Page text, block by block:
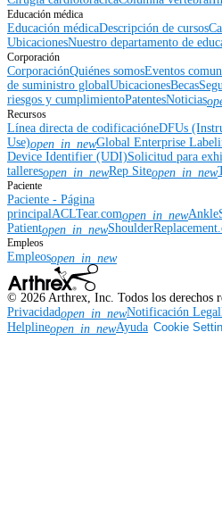
Educación médica
Educación médicaDescripción de cursos
UbicacionesNuestro departamento de
Corporación
CorporaciónQuiénes somosEventos
de suministro globalUbicacionesBecas
riesgos y cumplimientoPatentesNoticias
Recursos
Línea directa de codificacióneDFUs
Use)open_in_newGlobal Enterprise
Device Identifier (UDI)Solicitud para
talleresopen_in_newRep Siteopen_in_new
Paciente
Paciente - Página
principalACLTear.comopen_in_new
Patientopen_in_new
Empleos
Empleosopen_in_new
© 2026 Arthrex, Inc. Todos los derechos
Privacidadopen_in_newNotificación Legal
Helplineopen_in_newAyuda Cookie